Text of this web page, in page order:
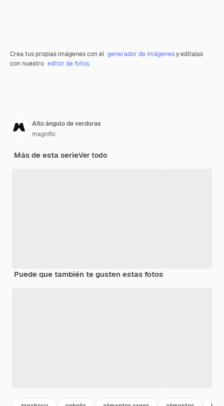
Crea tus propias imágenes con el generador de imágenesy edítalas
con nuestro editor de fotos.
Alto ángulo de verduras
magnific
Más de esta serieVer todo
Puede que también te gusten estas fotos